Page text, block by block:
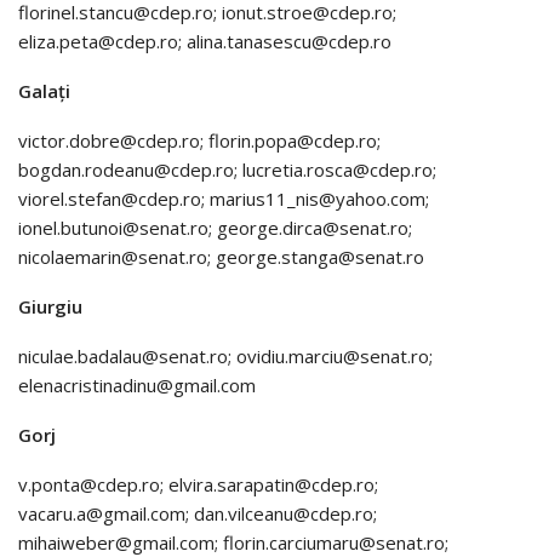
florinel.stancu@cdep.ro; ionut.stroe@cdep.ro;
eliza.peta@cdep.ro; alina.tanasescu@cdep.ro
Galați
victor.dobre@cdep.ro; florin.popa@cdep.ro;
bogdan.rodeanu@cdep.ro; lucretia.rosca@cdep.ro;
viorel.stefan@cdep.ro; marius11_nis@yahoo.com;
ionel.butunoi@senat.ro; george.dirca@senat.ro;
nicolaemarin@senat.ro; george.stanga@senat.ro
Giurgiu
niculae.badalau@senat.ro; ovidiu.marciu@senat.ro;
elenacristinadinu@gmail.com
Gorj
v.ponta@cdep.ro; elvira.sarapatin@cdep.ro;
vacaru.a@gmail.com; dan.vilceanu@cdep.ro;
mihaiweber@gmail.com; florin.carciumaru@senat.ro;